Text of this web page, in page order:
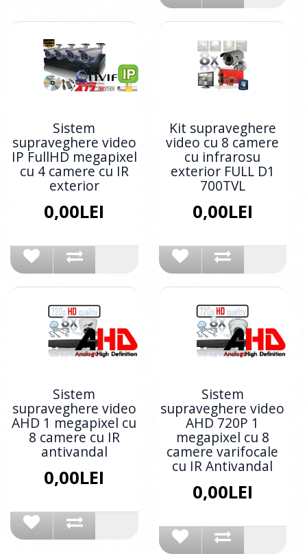
Sistem
supraveghere video
IP FullHD megapixel
cu 4 camere cu IR
exterior
0,00LEI
Kit supraveghere
video cu 8 camere
cu infrarosu
exterior FULL D1
700TVL
0,00LEI
Sistem
supraveghere video
AHD 1 megapixel cu
8 camere cu IR
antivandal
0,00LEI
Sistem
supraveghere video
AHD 720P 1
megapixel cu 8
camere varifocale
cu IR Antivandal
0,00LEI